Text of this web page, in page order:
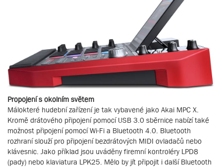
Propojení s okolním světem
Málokteré hudební zařízení je tak vybavené jako Akai MPC X.
Kromě drátového připojení pomocí USB 3.0 sběrnice nabízí také
možnost připojení pomocí Wi-Fi a Bluetooth 4.0. Bluetooth
rozhraní slouží pro připojení bezdrátových MIDI ovladačů nebo
klávesnic. Jako příklad jsou uváděny firemní kontroléry LPD8
(pady) nebo klaviatura LPK25. Mělo by jít připojit i další Bluetooth